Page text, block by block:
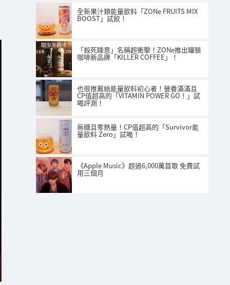
全新果汁類能量飲料「ZONe FRUITS MIX
BOOST」試飲！
「殺死睡意」名稱超衝擊！ZONe推出罐裝
咖啡新品牌「KILLER COFFEE」！
也很推薦給能量飲料初心者！營養滿滿且
CP值超高的「VITAMIN POWER GO！」試
喝評測！
無糖且零熱量！CP值超高的「Survivor能
量飲料 Zero」試喝！
《Apple Music》超過6,000萬首歌 免費試
用三個月